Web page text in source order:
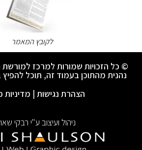
לקובץ המאמר
© כל הזכויות שמורות למרכז
נהנית מהתוכן בעמוד זה, תוכל
הצהרת נגישות | מדיניות
ניהול ועיצוב ע"י רבקי